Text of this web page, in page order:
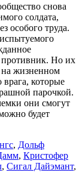
снова
солдата,
особого труда.
противник. Но их
на жизненном
врага, которые
парочкой.
они смогут
будет
, Дольф
, Кристофер
, Сигал Дайэмант,